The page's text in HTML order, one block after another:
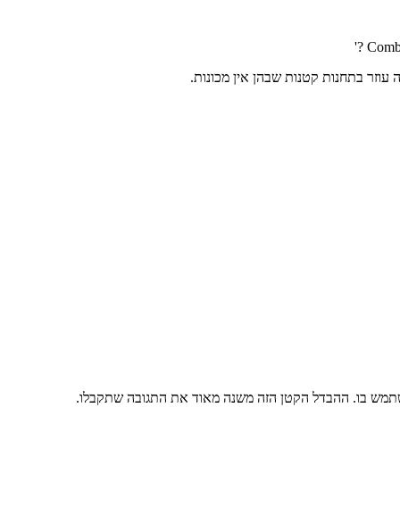
בתחנות קטנות שבהן אין מכונות.
בו. ההבדל הקטן הזה משנה מאוד את התגובה שתקבלו.